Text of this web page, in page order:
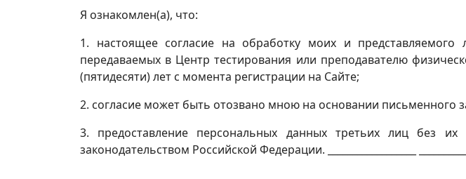
Я ознакомлен(а), что:
1. настоящее согласие на обработку моих и
передаваемых в Центр тестирования или преподавателю
(пятидесяти) лет с момента регистрации на Cайте;
2. согласие может быть отозвано мною на основании письменного
3. предоставление персональных данных третьих лиц без их
законодательством Российской Федерации. __________________